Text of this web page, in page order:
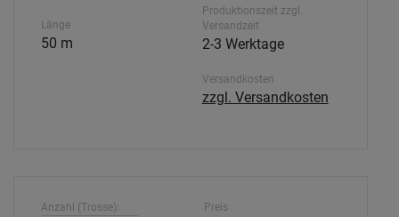
Länge
50 m
Produktionszeit zzgl.
Versandzeit
2-3 Werktage
Versandkosten
zzgl. Versandkosten
Anzahl (Trosse): Preis